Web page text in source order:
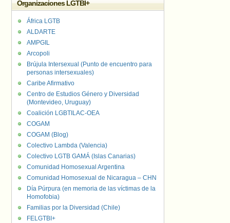
Organizaciones LGTBI+
África LGTB
ALDARTE
AMPGIL
Arcopoli
Brújula Intersexual (Punto de encuentro para
personas intersexuales)
Caribe Afirmativo
Centro de Estudios Género y Diversidad
(Montevideo, Uruguay)
Coalición LGBTILAC-OEA
COGAM
COGAM (Blog)
Colectivo Lambda (Valencia)
Colectivo LGTB GAMÁ (Islas Canarias)
Comunidad Homosexual Argentina
Comunidad Homosexual de Nicaragua – CHN
Día Púrpura (en memoria de las víctimas de la
Homofobia)
Familias por la Diversidad (Chile)
FELGTBI+